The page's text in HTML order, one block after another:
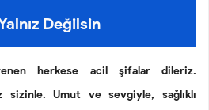
Değilsin
herkese acil şifalar dileriz.
sizinle. Umut ve sevgiyle, sağlıklı